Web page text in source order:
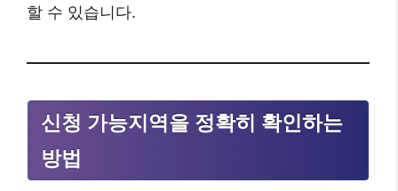
할 수 있습니다.
신청 가능지역을 정확히 확인하는
방법